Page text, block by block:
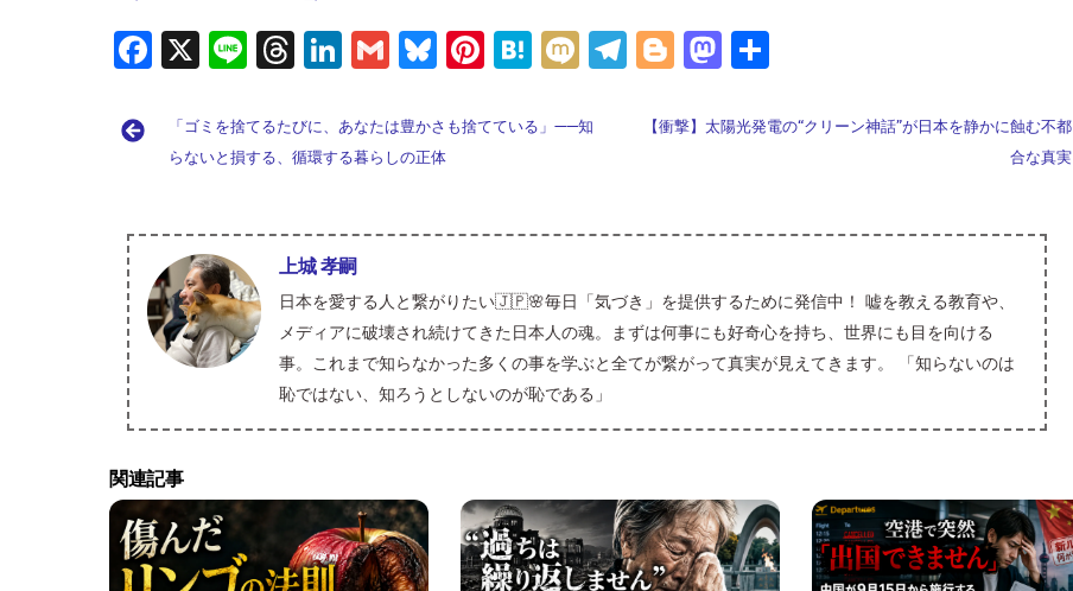
Fa
o
k
X
Li
e
T
e
a
s
Li
k
e
n
G
ai
l
Bl
es
ky
Pi
er
H
e
M
i
Te
gr
Bl
g
M
to
n
「ゴミを捨てるたびに、あなたは豊かさも捨てている」——知
らないと損する、循環する暮らしの正体
【衝撃】太陽光発電の“クリーン神話”が日本を静かに蝕む不都
合な真実
上城 孝嗣
日本を愛する人と繋がりたい🇯🇵🌸毎日「気づき」を提供するために発信中！ 嘘を教える教育や、
メディアに破壊され続けてきた日本人の魂。まずは何事にも好奇心を持ち、世界にも目を向ける
事。これまで知らなかった多くの事を学ぶと全てが繋がって真実が見えてきます。 「知らないのは
恥ではない、知ろうとしないのが恥である」
関連記事